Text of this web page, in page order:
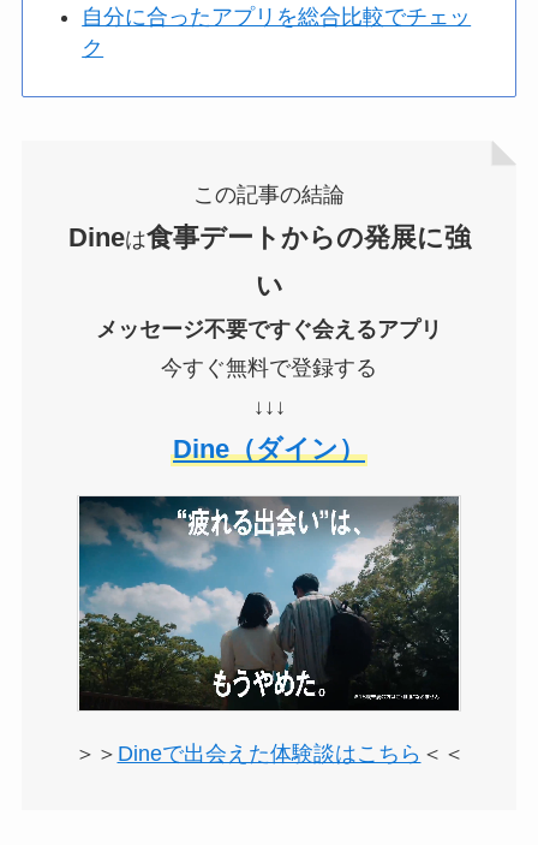
自分に合ったアプリを総合比較でチェッ
ク
この記事の結論
Dineは食事デートからの発展に強
い
メッセージ不要ですぐ会えるアプリ
今すぐ無料で登録する
↓↓↓
Dine（ダイン）
＞＞ Dineで出会えた体験談はこちら ＜＜